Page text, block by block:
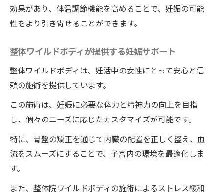
効果があり、体温調節機能を高めることで、妊娠の可能
性をより引き寄せることができます。
整体ワイルドボディが提供する妊娠サポート
整体ワイルドボディは、妊活中の女性にとって安心と信
頼の施術を提供しています。
この施術は、妊娠に必要な体力と精神力の向上を目指
し、個々のニーズに応じたカスタマイズが可能です。
特に、骨盤の矯正を通じて内臓の配置を正しく整え、血
流をスムーズにすることで、子宮内の環境を最適化しま
す。
また、整体院ワイルドボディの施術によるストレス緩和